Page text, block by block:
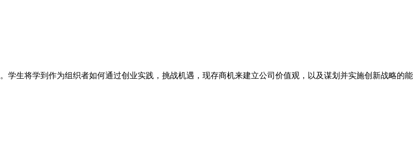
学生将学到作为组织者如何通过创业实践，挑战机遇，现存商机来建立公司价值观，以及谋划并实施创新战略的能